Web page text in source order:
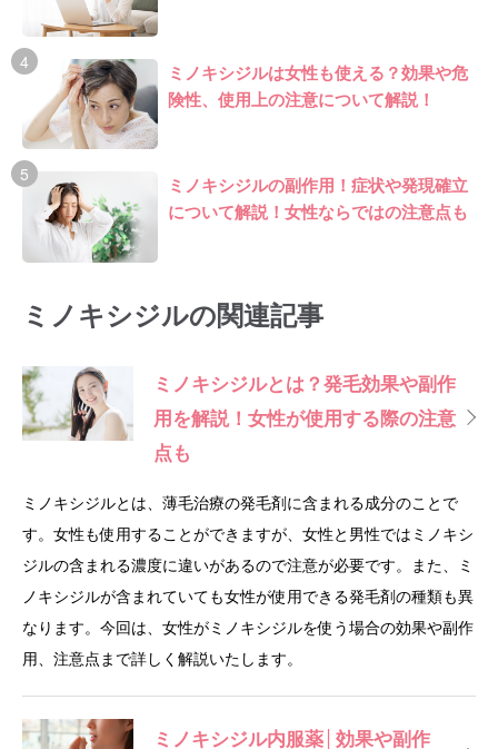
ミノキシジルは女性も使える？効果や危
険性、使用上の注意について解説！
ミノキシジルの副作用！症状や発現確立
について解説！女性ならではの注意点も
ミノキシジルの関連記事
ミノキシジルとは？発毛効果や副作
用を解説！女性が使用する際の注意
点も
ミノキシジルとは、薄毛治療の発毛剤に含まれる成分のことで
す。女性も使用することができますが、女性と男性ではミノキシ
ジルの含まれる濃度に違いがあるので注意が必要です。また、ミ
ノキシジルが含まれていても女性が使用できる発毛剤の種類も異
なります。今回は、女性がミノキシジルを使う場合の効果や副作
用、注意点まで詳しく解説いたします。
ミノキシジル内服薬│効果や副作